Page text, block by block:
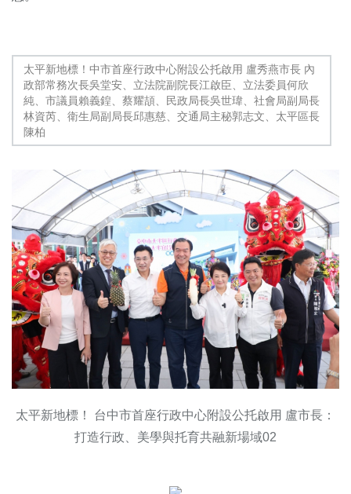
太平新地標！中市首座行政中心附設公托啟用 盧秀燕市長 內
政部常務次長吳堂安、立法院副院長江啟臣、立法委員何欣
純、市議員賴義鍠、蔡耀頡、民政局長吳世瑋、社會局副局長
林資芮、衛生局副局長邱惠慈、交通局主秘郭志文、太平區長
陳柏
太平新地標！ 台中市首座行政中心附設公托啟用 盧市長：
打造行政、美學與托育共融新場域02